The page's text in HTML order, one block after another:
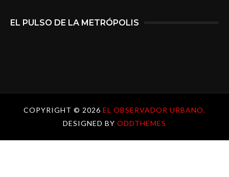
EL PULSO DE LA METRÓPOLIS
COPYRIGHT © 2026 EL OBSERVADOR URBANO.
DESIGNED BY ODDTHEMES